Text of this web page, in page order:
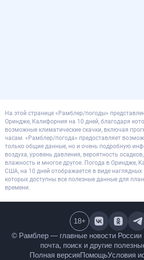
На этой странице «Рамблер/погоды»
Ориндже, Калифорния на 10 дней, благодаря
возможные климатические скачки, включая
часам. «Рамблер/погода» предоставляет
только общие данные, но и очень подробную
воздуха, уровень давления, вероятность
влажность и многое другое. Погода в Ориндже,
США, на 10 дней отображается в виде наглядных
которых доступны все полезные данные для
времени.
© Рамблер — главные новости
гороскопы, почта, поиск и другие
Полная версияПомощьУсловия
18+